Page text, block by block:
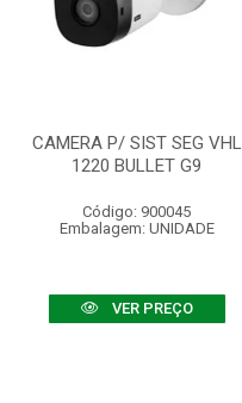
CAMERA P/ SIST SEG VHL
1220 BULLET G9
Código: 900045
Embalagem: UNIDADE
VER PREÇO